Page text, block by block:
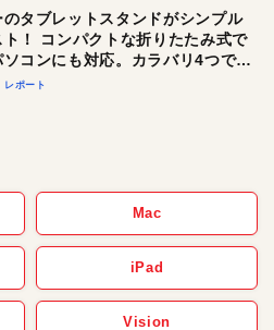
のタブレットスタンドがシンプル
ト！ コンパクトな折りたたみ式で
ソコンにも対応。カラバリ4つで選
さも
レポート
Mac
iPad
Vision